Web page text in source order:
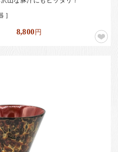
]
8,800円